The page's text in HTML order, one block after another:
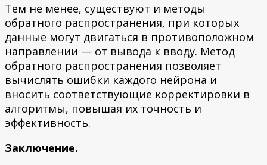
Тем не менее, существуют и методы
обратного распространения, при которых
данные могут двигаться в противоположном
направлении — от вывода к вводу. Метод
обратного распространения позволяет
вычислять ошибки каждого нейрона и
вносить соответствующие корректировки в
алгоритмы, повышая их точность и
эффективность.
Заключение.